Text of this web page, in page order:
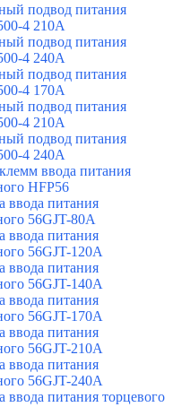
подвод питания
4 210A
подвод питания
4 240A
подвод питания
4 170A
подвод питания
4 210A
подвод питания
4 240A
ввода питания
HFP56
ввода питания
56GJT-80A
ввода питания
56GJT-120A
ввода питания
56GJT-140A
ввода питания
56GJT-170A
ввода питания
56GJT-210A
ввода питания
56GJT-240A
ввода питания торцевого